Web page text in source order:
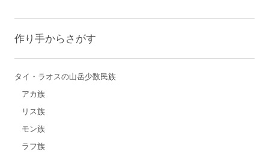
作り手からさがす
タイ・ラオスの山岳少数民族
アカ族
リス族
モン族
ラフ族